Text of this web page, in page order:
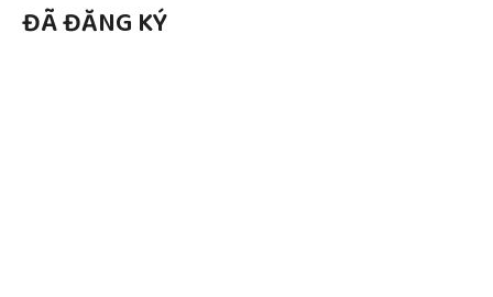
ĐÃ ĐĂNG KÝ